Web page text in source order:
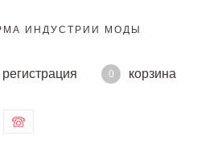
ИНДУСТРИИ МОДЫ
регистрация 0
корзина